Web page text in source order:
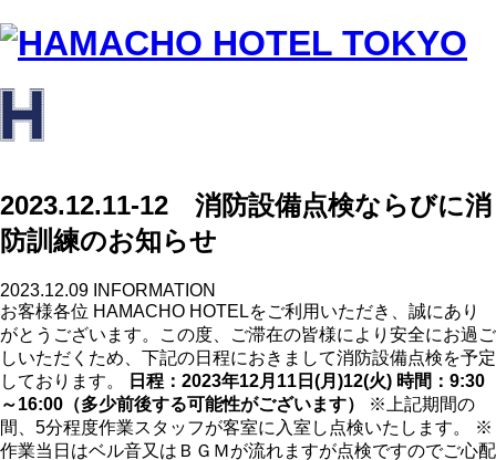
2023.12.11-12 消防設備点検ならびに消
防訓練のお知らせ
2023.12.09 INFORMATION
お客様各位 HAMACHO HOTELをご利用いただき、誠にあり
がとうございます。この度、ご滞在の皆様により安全にお過ご
しいただくため、下記の日程におきまして消防設備点検を予定
しております。
日程：2023年12月11日(月)12(火) 時間：9:30
～16:00（多少前後する可能性がございます）
※上記期間の
間、5分程度作業スタッフが客室に入室し点検いたします。 ※
作業当日はベル音又はＢＧＭが流れますが点検ですのでご心配